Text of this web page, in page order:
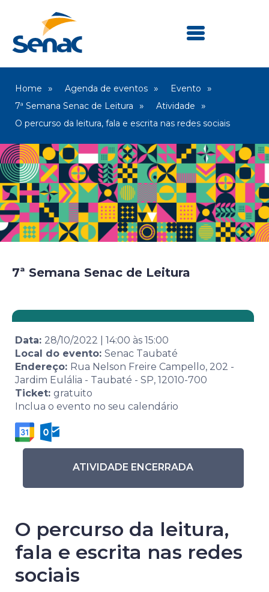
Home Agenda de eventos
Evento
7ª Semana Senac de Leitura
Atividade
O percurso da leitura, fala e escrita nas redes sociais
7ª Semana Senac de Leitura
Data: 28/10/2022 14:00 às 15:00
Local do evento: Senac Taubaté
Endereço: Rua Nelson Freire Campello, 202 -
Jardim Eulália - Taubaté - SP, 12010-700
Ticket: gratuito
Inclua o evento no seu calendário
ATIVIDADE ENCERRADA
O percurso da leitura,
fala e escrita nas redes
sociais